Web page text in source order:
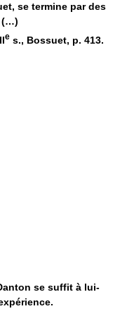
se termine par des
(…)
e s., Bossuet, p. 413.
se suffit à lui-